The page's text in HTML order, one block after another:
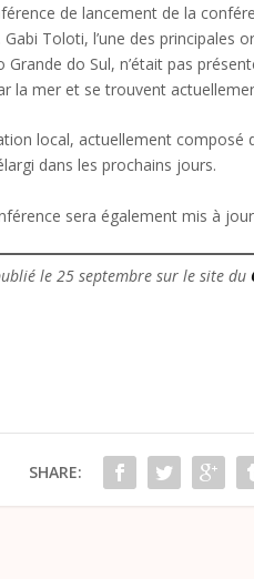
de lancement de la
Toloti, l’une des
Grande do Sul, n’était pas
la mer et se trouvent
local, actuellement composé
dans les prochains jours.
sera également mis à
le 25 septembre sur le site du
SHARE: